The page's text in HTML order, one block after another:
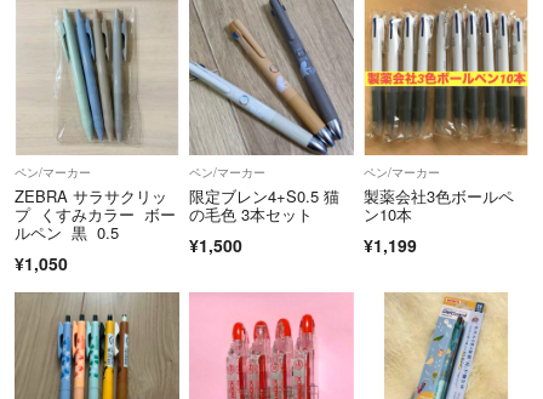
ペン/マーカー
ZEBRA サラサクリッ
プ くすみカラー ボー
ルペン 黒 0.5
¥1,050
ペン/マーカー
限定ブレン4+S0.5 猫
の毛色 3本セット
¥1,500
ペン/マーカー
製薬会社3色ボールペ
ン10本
¥1,199